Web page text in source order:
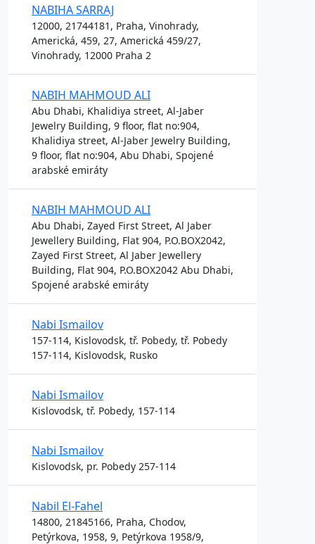
NABIHA SARRAJ
12000, 21744181, Praha, Vinohrady,
Americká, 459, 27, Americká 459/27,
Vinohrady, 12000 Praha 2
NABIH MAHMOUD ALI
Abu Dhabi, Khalidiya street, Al-Jaber
Jewelry Building, 9 floor, flat no:904,
Khalidiya street, Al-Jaber Jewelry Building,
9 floor, flat no:904, Abu Dhabi, Spojené
arabské emiráty
NABIH MAHMOUD ALI
Abu Dhabi, Zayed First Street, Al Jaber
Jewellery Building, Flat 904, P.O.BOX2042,
Zayed First Street, Al Jaber Jewellery
Building, Flat 904, P.O.BOX2042 Abu Dhabi,
Spojené arabské emiráty
Nabi Ismailov
157-114, Kislovodsk, tř. Pobedy, tř. Pobedy
157-114, Kislovodsk, Rusko
Nabi Ismailov
Kislovodsk, tř. Pobedy, 157-114
Nabi Ismailov
Kislovodsk, pr. Pobedy 257-114
Nabil El-Fahel
14800, 21845166, Praha, Chodov,
Petýrkova, 1958, 9, Petýrkova 1958/9,